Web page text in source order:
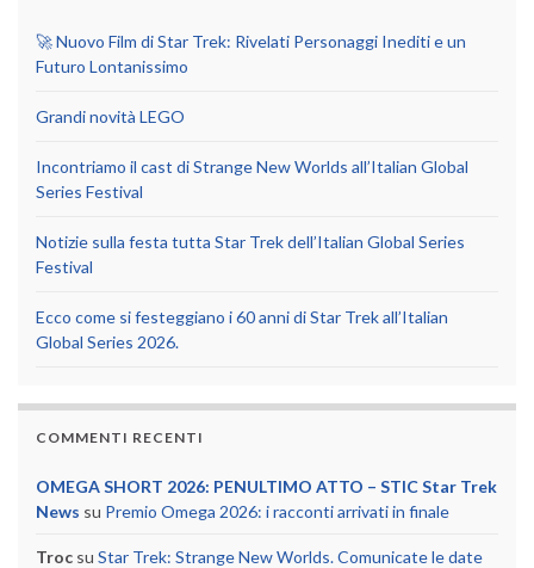
🚀 Nuovo Film di Star Trek: Rivelati Personaggi Inediti e un
Futuro Lontanissimo
Grandi novità LEGO
Incontriamo il cast di Strange New Worlds all’Italian Global
Series Festival
Notizie sulla festa tutta Star Trek dell’Italian Global Series
Festival
Ecco come si festeggiano i 60 anni di Star Trek all’Italian
Global Series 2026.
COMMENTI RECENTI
OMEGA SHORT 2026: PENULTIMO ATTO – STIC Star Trek
News su Premio Omega 2026: i racconti arrivati in finale
Troc su Star Trek: Strange New Worlds. Comunicate le date